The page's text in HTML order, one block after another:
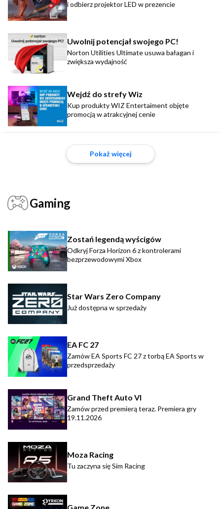
i odbierz projektor LED w prezencie
Uwolnij potencjał swojego PC!
Norton Utilities Ultimate usuwa bałagan i
zwiększa wydajność
Wejdź do strefy Wiz
Kup produkty WIZ Entertaiment objęte
promocją w atrakcyjnej cenie
Pokaż więcej
Gaming
Zostań legendą wyścigów
Odkryj Forza Horizon 6 z kontrolerami
bezprzewodowymi Xbox
Star Wars Zero Company
Już dostępna w sprzedaży
EA FC 27
Zamów EA Sports FC 27 z torbą EA Sports w
przedsprzedaży
Grand Theft Auto VI
Zamów przed premierą teraz. Premiera gry
19.11.2026
Moza Racing
Tu zaczyna się Sim Racing